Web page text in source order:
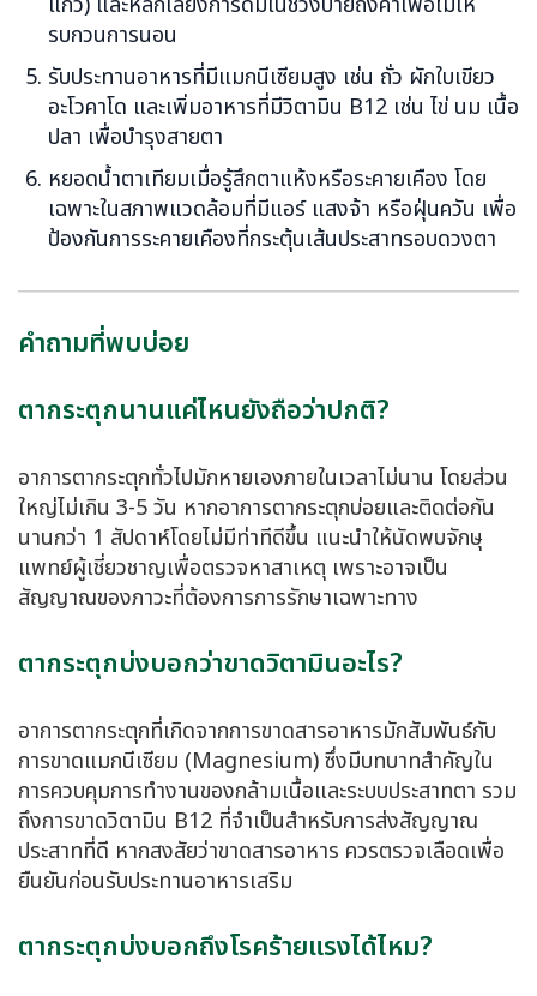
รบกวนการนอน
รับประทานอาหารที่มีแมกนีเซียมสูง เช่น ถั่ว ผักใบเขียว
อะโวคาโด และเพิ่มอาหารที่มีวิตามิน B12 เช่น ไข่ นม เนื้อ
ปลา เพื่อบำรุงสายตา
หยอดน้ำตาเทียมเมื่อรู้สึกตาแห้งหรือระคายเคือง โดย
เฉพาะในสภาพแวดล้อมที่มีแอร์ แสงจ้า หรือฝุ่นควัน เพื่อ
ป้องกันการระคายเคืองที่กระตุ้นเส้นประสาทรอบดวงตา
คำถามที่พบบ่อย
ตากระตุกนานแค่ไหนยังถือว่าปกติ?
อาการตากระตุกทั่วไปมักหายเองภายในเวลาไม่นาน โดยส่วน
ใหญ่ไม่เกิน 3-5 วัน หากอาการตากระตุกบ่อยและติดต่อกัน
นานกว่า 1 สัปดาห์โดยไม่มีท่าทีดีขึ้น แนะนำให้นัดพบจักษุ
แพทย์ผู้เชี่ยวชาญเพื่อตรวจหาสาเหตุ เพราะอาจเป็น
สัญญาณของภาวะที่ต้องการการรักษาเฉพาะทาง
ตากระตุกบ่งบอกว่าขาดวิตามินอะไร?
อาการตากระตุกที่เกิดจากการขาดสารอาหารมักสัมพันธ์กับ
การขาดแมกนีเซียม (Magnesium) ซึ่งมีบทบาทสำคัญใน
การควบคุมการทำงานของกล้ามเนื้อและระบบประสาทตา รวม
ถึงการขาดวิตามิน B12 ที่จำเป็นสำหรับการส่งสัญญาณ
ประสาทที่ดี หากสงสัยว่าขาดสารอาหาร ควรตรวจเลือดเพื่อ
ยืนยันก่อนรับประทานอาหารเสริม
ตากระตุกบ่งบอกถึงโรคร้ายแรงได้ไหม?